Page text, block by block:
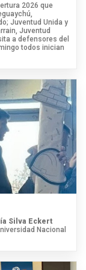
2026 que
Juventud Unida y
Juventud
a defensores del
todos inician
Silva Eckert
Nacional